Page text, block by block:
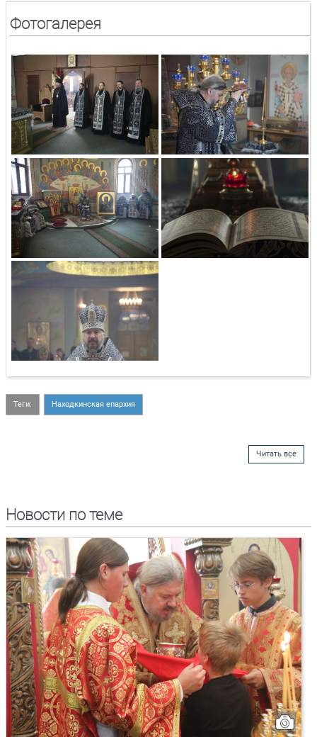
Фотогалерея
Теги: Находкинская епархия
Читать все
Новости по теме